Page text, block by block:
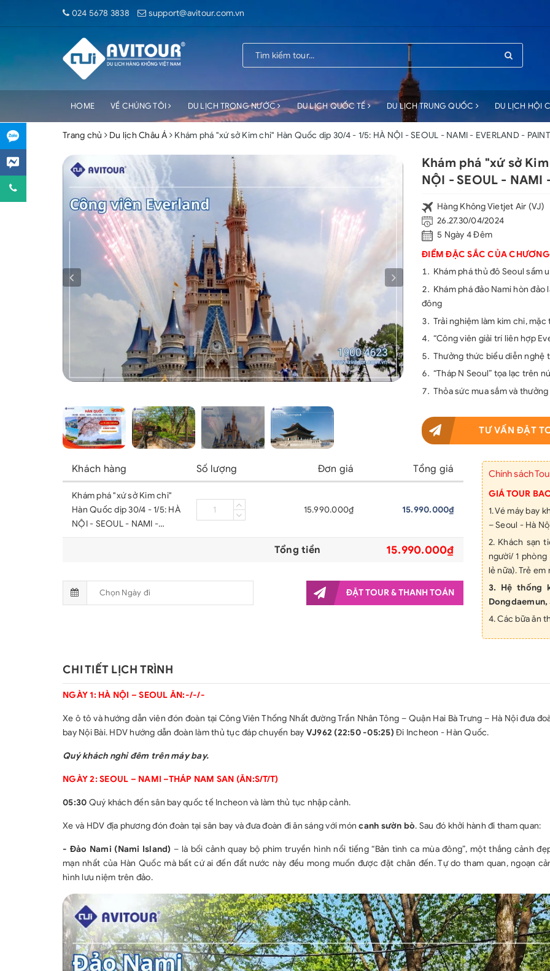
024 5678 3838 support@avitour.com.vn
HOME VỀ CHÚNG TÔI DU LỊCH TRONG NƯỚC DU LỊCH QUỐC TẾ DU LỊCH TRUNG QUỐC DU LỊCH HỘI
Trang chủ Du lịch Châu Á Khám phá "xứ sở Kim chi" Hàn Quốc dịp 30/4 - 1/5: HÀ NỘI - SEOUL - NAMI - EVERLAND -
Khám phá "xứ sở
NỘI - SEOUL - NAMI
Hàng Không Vietjet Air (VJ)
26.27.30/04/2024
5 Ngày 4 Đêm
ĐIỂM ĐẶC SẮC CỦA CHƯƠNG
Khám phá thủ đô Seoul sầm
Khám phá đảo Nami hòn
đông
Trải nghiệm làm kim chi,
“Công viên giải trí liên hợp
Thưởng thức biểu diễn nghệ
“Tháp N Seoul” tọa lạc trên
Thỏa sức mua sắm và
TƯ VẤN ĐẶT
Khách hàng Số lượng Đơn giá Tổng giá
Khám phá "xứ sở Kim chi"
Hàn Quốc dịp 30/4 - 1/5: HÀ
NỘI - SEOUL - NAMI -
15.990.000₫ 15.990.000₫
Tổng tiền 15.990.000₫
ĐẶT TOUR & THANH TOÁN
Chính sách
GIÁ TOUR
1. Vé máy bay
– Seoul - Hà
2. Khách sạn
người/ 1
lẻ nữa). Trẻ
3. Hệ thống
4. Các bữa ăn
5. Phí dịch
7. HDV nhiệt
8. Vé tham
10. Nước uống
2. Tips cho
3. Phụ thu
4. Visa tái
nước ngoài)
5. Các chi phí
chương trình,
khác không
CHI TIẾT LỊCH TRÌNH
NGÀY 1: HÀ NỘI – SEOUL ĂN:-/-/-
Xe ô tô và hướng dẫn viên đón đoàn tại Công Viên Thống Nhất đường Trần Nhân Tông – Quận Hai Bà Trưng – Hà Nội đưa
bay Nội Bài. HDV hướng dẫn đoàn làm thủ tục đáp chuyến bay VJ962 (22:50 -05:25) Đi Incheon - Hàn Quốc.
Quý khách nghỉ đêm trên máy bay.
NGÀY 2: SEOUL – NAMI –THÁP NAM SAN (ĂN:S/T/T)
05:30 Quý khách đến sân bay quốc tế Incheon và làm thủ tục nhập cảnh.
Xe và HDV địa phương đón đoàn tại sân bay và đưa đoàn đi ăn sáng với móncanh sườn bò. Sau đó khởi hành đi tham quan:
- Đảo Nami (Nami Island) – là bối cảnh quay bộ phim truyền hình nổi tiếng “Bản tình ca mùa đông”, một thắng cảnh
mạn nhất của Hàn Quốc mà bất cứ ai đến đất nước này đều mong muốn được đặt chân đến. Tự do tham quan, ngoạn
hình lưu niệm trên đảo.